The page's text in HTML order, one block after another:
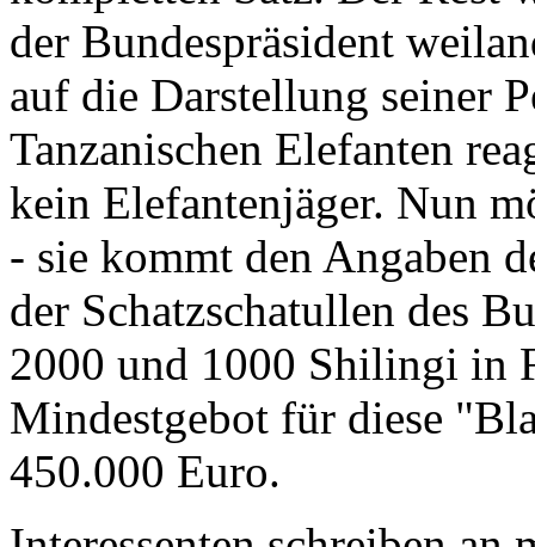
der Bundespräsident
auf die Darstellung seiner
Tanzanischen Elefanten
kein Elefantenjäger. Nun
- sie kommt den Angaben
der Schatzschatullen des
2000 und 1000 Shilingi in
Mindestgebot für diese
450.000 Euro.